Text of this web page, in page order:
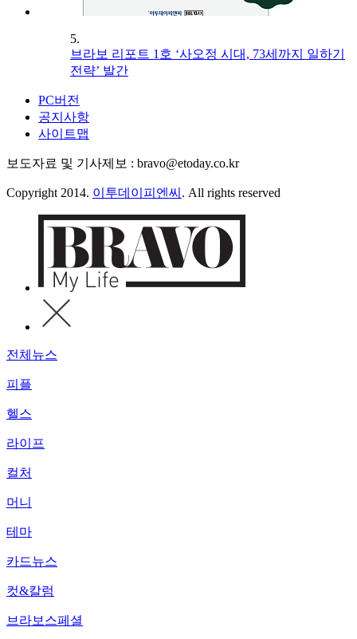
5.
브라보 리포트 1호 ‘사오정 시대, 73세까지 일하기
전략’ 발간
PC버전
공지사항
사이트맵
보도자료 및 기사제보 : bravo@etoday.co.kr
Copyright 2014. 이투데이피엔씨 . All rights reserved
전체뉴스
피플
헬스
라이프
컬처
머니
테마
카드뉴스
컷&칼럼
브라보스페셜